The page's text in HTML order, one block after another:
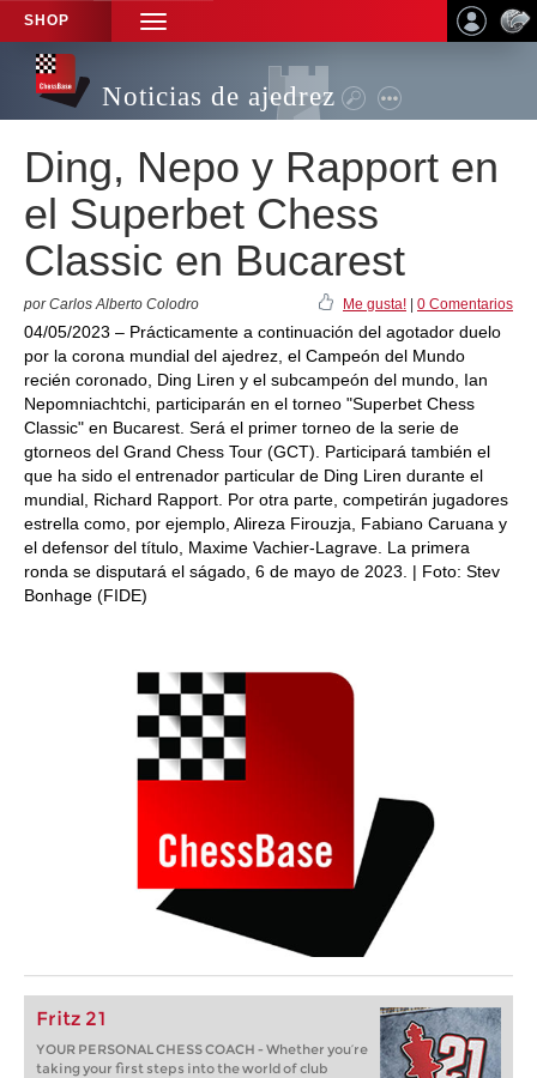
SHOP
TOGGLE
NAVIGATION
Noticias de ajedrez
Ding, Nepo y Rapport en
el Superbet Chess
Classic en Bucarest
por Carlos Alberto Colodro Me gusta! 0 Comentarios
04/05/2023 – Prácticamente a continuación del agotador duelo
por la corona mundial del ajedrez, el Campeón del Mundo
recién coronado, Ding Liren y el subcampeón del mundo, Ian
Nepomniachtchi, participarán en el torneo "Superbet Chess
Classic" en Bucarest. Será el primer torneo de la serie de
gtorneos del Grand Chess Tour (GCT). Participará también el
que ha sido el entrenador particular de Ding Liren durante el
mundial, Richard Rapport. Por otra parte, competirán jugadores
estrella como, por ejemplo, Alireza Firouzja, Fabiano Caruana y
el defensor del título, Maxime Vachier-Lagrave. La primera
ronda se disputará el ságado, 6 de mayo de 2023. | Foto: Stev
Bonhage (FIDE)
Fritz 21
YOUR PERSONAL CHESS COACH - Whether you’re
taking your first steps into the world of club